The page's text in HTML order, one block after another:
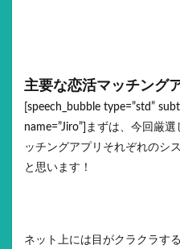
主要な恋活マッチング
[speech_bubble type=”std”
name=”Jiro”]まずは、今回厳
ッチングアプリそれぞれのシ
と思います！
ネット上には目がクラクラす